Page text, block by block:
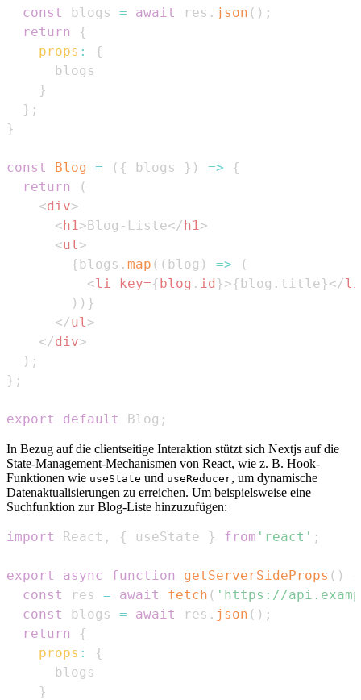
const
blogs = await res . json ( ) ;
return
{
props :
{
}
} ;
}
const Blog = ( { blogs } ) =>
{
return
(
<div>
<h1 >Blog-Liste</h1 >
<ul >
{blogs . map ( ( blog ) =>
(
<li key={blog . id }>{blog . title}</li
) ) }
</ul >
</div>
) ;
} ;
export default Blog ;
In Bezug auf die clientseitige Interaktion stützt sich Nextjs auf die
State-Management-Mechanismen von React, wie z. B. Hook-
Funktionen wie useState und useReducer, um dynamische
Datenaktualisierungen zu erreichen. Um beispielsweise eine
Suchfunktion zur Blog-Liste hinzuzufügen:
import React , { useState } from 'react' ;
export async function getServerSideProps ( )
const
res = await fetch ( 'https://
const
blogs = await res . json ( ) ;
return
{
props :
{
}